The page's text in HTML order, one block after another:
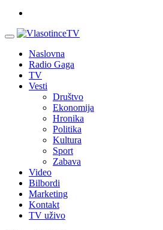
Naslovna
Radio Gaga
TV
Vesti
Društvo
Ekonomija
Hronika
Politika
Kultura
Sport
Zabava
Video
Bilbordi
Marketing
Kontakt
TV uživo